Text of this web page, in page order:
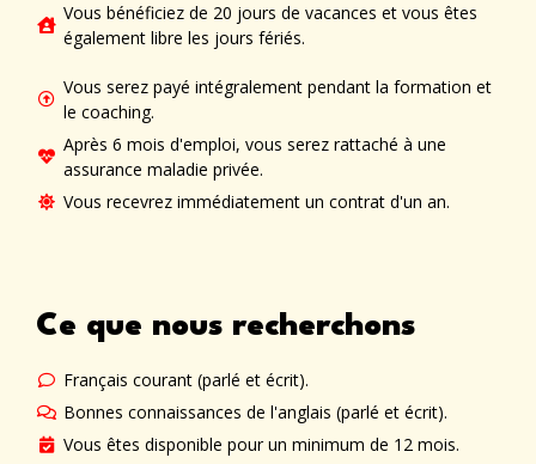
Vous bénéficiez de 20 jours de vacances et vous êtes
également libre les jours fériés.
Vous serez payé intégralement pendant la formation et
le coaching.
Après 6 mois d'emploi, vous serez rattaché à une
assurance maladie privée.
Vous recevrez immédiatement un contrat d'un an.
Ce que nous recherchons
Français courant (parlé et écrit).
Bonnes connaissances de l'anglais (parlé et écrit).
Vous êtes disponible pour un minimum de 12 mois.